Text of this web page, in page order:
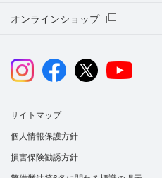
オンラインショップ
サイトマップ
個人情報保護方針
損害保険勧誘方針